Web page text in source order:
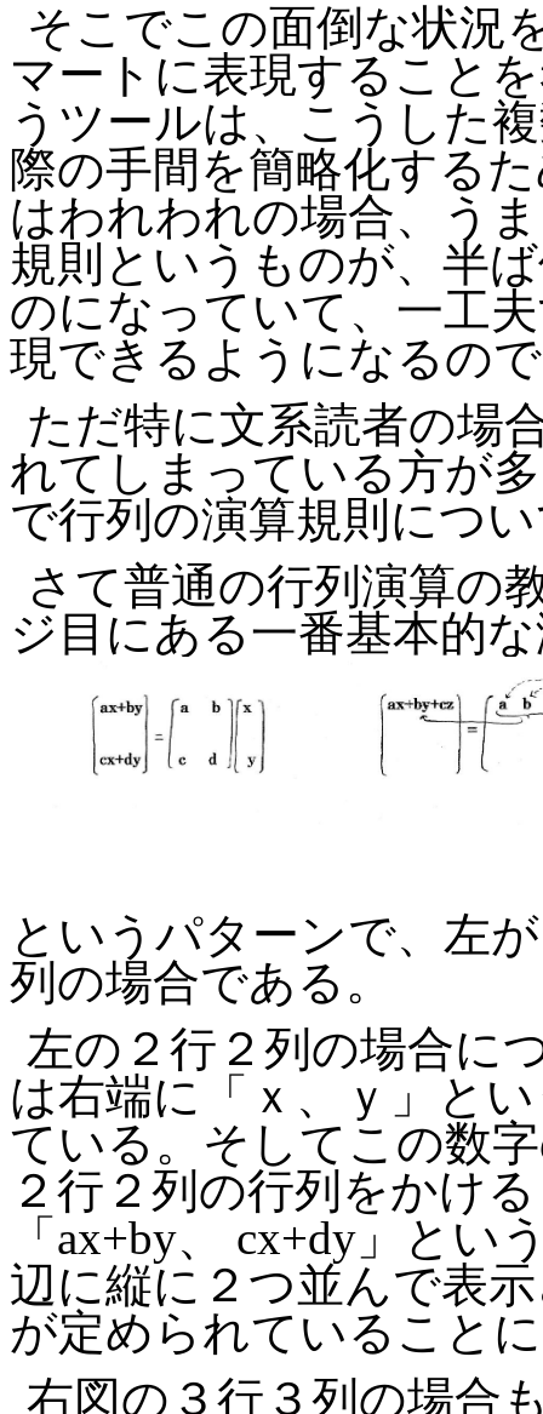
そこでこの面倒な状況
マートに表現すること
うツールは、こうした
際の手間を簡略化する
はわれわれの場合、う
規則というものが、半
のになっていて、一工
現できるようになるの
ただ特に文系読者の場
れてしまっている方が
で行列の演算規則につ
さて普通の行列演算の
ジ目にある一番基本的
というパターンで、左
列の場合である。
左の２行２列の場合に
は右端に「ｘ、ｙ」と
ている。そしてこの数
２行２列の行列をかけ
「 ax+by、 cx+dy 」とい
辺に縦に２つ並んで表
が定められていること
右図の３行３列の場合